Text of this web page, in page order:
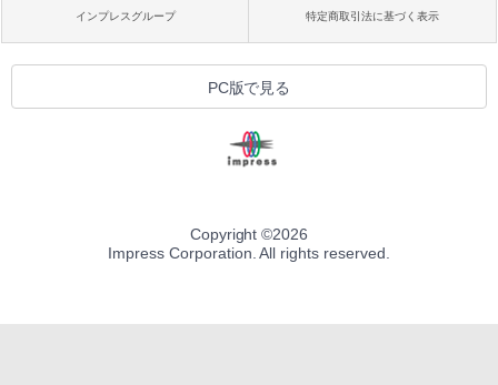
インプレスグループ 特定商取引法に基づく表示
PC版で見る
Copyright ©2026
Impress Corporation. All rights reserved.